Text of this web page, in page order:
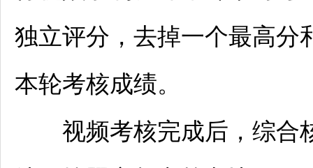
独立评分，去掉一个最高分
本轮考核成绩。
视频考核完成后，综合